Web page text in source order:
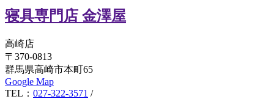
寝具専門店 金澤屋
高崎店
〒370-0813
群馬県高崎市本町65
Google Map
TEL： 027-322-3571 /